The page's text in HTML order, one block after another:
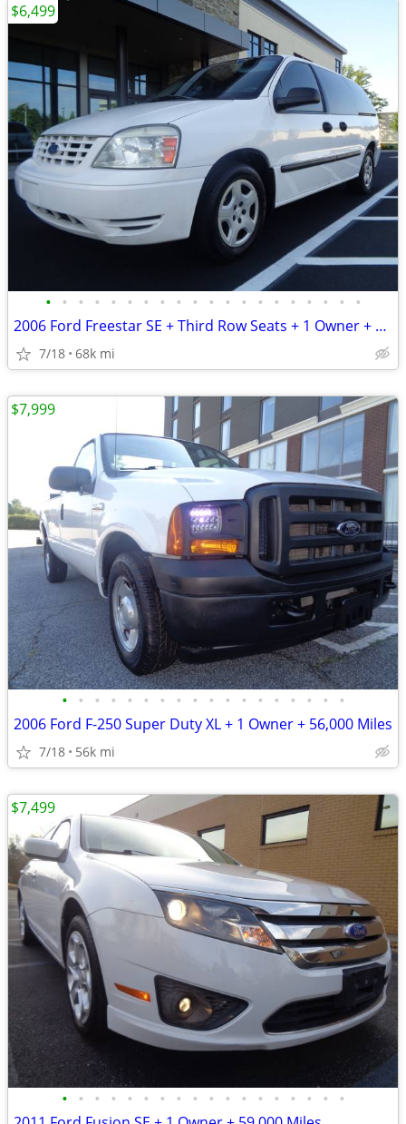
• • • • • • • • • • • • • • • • • • • •
2006 Ford Freestar SE + Third Row Seats + 1 Owner + 68,000 Miles
7/18 68k mi
$6,499
• • • • • • • • • • • • • • • • • •
2006 Ford F-250 Super Duty XL + 1 Owner + 56,000 Miles
7/18 56k mi
$7,999
• • • • • • • • • • • • • • • • • •
$7,499